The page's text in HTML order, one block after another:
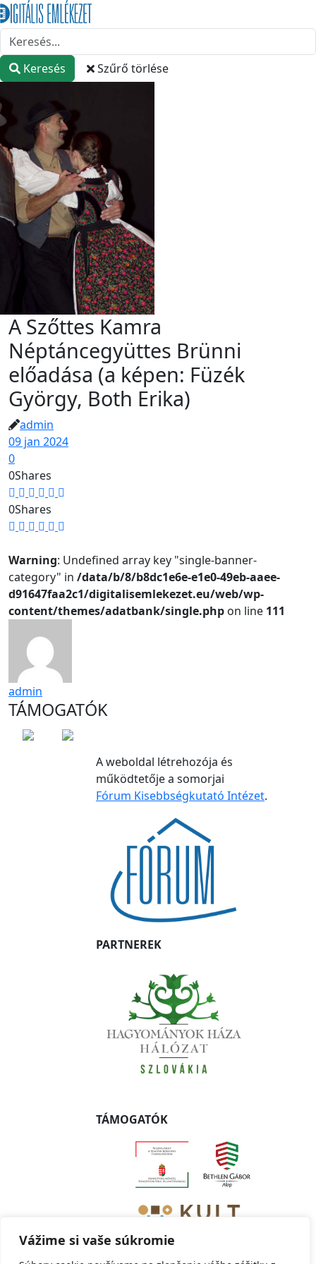
Vážime si vaše súkromie
Keresés Szűrő törlése
A Szőttes Kamra
Néptáncegyüttes Brünni
előadása (a képen: Füzék
György, Both Erika)
admin
09 jan 2024
0
0Shares
0Shares
Warning: Undefined array key "single-banner-
category" in /data/b/8/b8dc1e6e-e1e0-49eb-aaee-
d91647faa2c1/digitalisemlekezet.eu/web/wp-
content/themes/adatbank/single.php on line 111
admin
TÁMOGATÓK
A weboldal létrehozója és
működtetője a somorjai
Fórum Kisebbségkutató Intézet.
PARTNEREK
TÁMOGATÓK